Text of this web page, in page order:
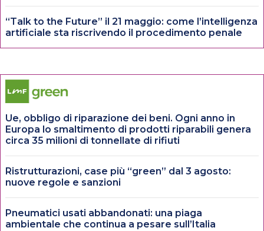
“Talk to the Future” il 21 maggio: come l’intelligenza
artificiale sta riscrivendo il procedimento penale
Ue, obbligo di riparazione dei beni. Ogni anno in
Europa lo smaltimento di prodotti riparabili genera
circa 35 milioni di tonnellate di rifiuti
Ristrutturazioni, case più “green” dal 3 agosto:
nuove regole e sanzioni
Pneumatici usati abbandonati: una piaga
ambientale che continua a pesare sull’Italia